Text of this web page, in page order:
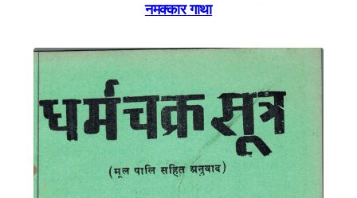
नमक्कार गाथा